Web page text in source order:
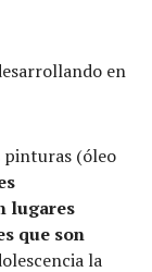
en
(óleo
lugares
que son
la